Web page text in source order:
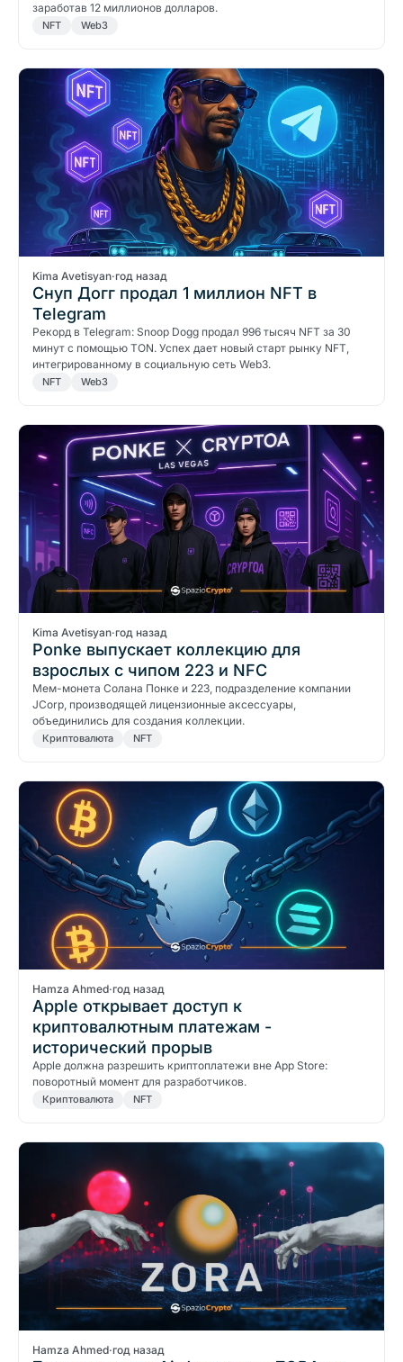
заработав 12 миллионов долларов.
NFT Web3
Kima Avetisyan·год назад
Снуп Догг продал 1 миллион NFT в
Telegram
Рекорд в Telegram: Snoop Dogg продал 996 тысяч NFT за 30
минут с помощью TON. Успех дает новый старт рынку NFT,
интегрированному в социальную сеть Web3.
NFT Web3
Kima Avetisyan·год назад
Ponke выпускает коллекцию для
взрослых с чипом 223 и NFC
Мем-монета Солана Понке и 223, подразделение компании
JCorp, производящей лицензионные аксессуары,
объединились для создания коллекции.
Криптовалюта NFT
Hamza Ahmed·год назад
Apple открывает доступ к
криптовалютным платежам -
исторический прорыв
Apple должна разрешить криптоплатежи вне App Store:
поворотный момент для разработчиков.
Криптовалюта NFT
Hamza Ahmed·год назад